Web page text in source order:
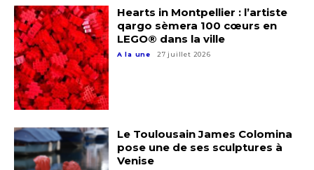
Hearts in Montpellier : l’artiste
qargo sèmera 100 cœurs en
LEGO® dans la ville
A la une 27 juillet 2026
Le Toulousain James Colomina
pose une de ses sculptures à
Venise